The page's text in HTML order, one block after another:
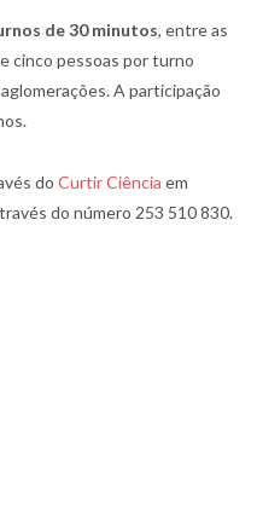
de 30 minutos, entre as
cinco pessoas por turno
A participação
do Curtir Ciência em
do número 253 510 830.